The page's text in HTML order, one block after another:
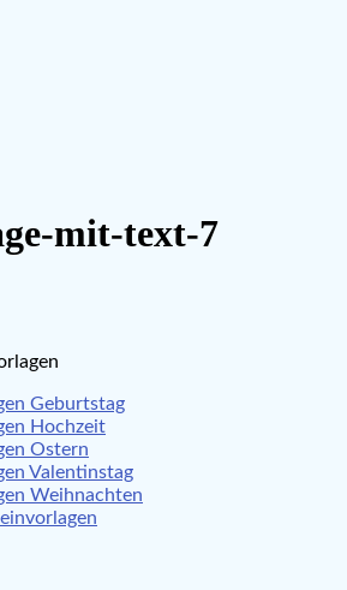
mit-text-7
Geburtstag
Hochzeit
Ostern
Valentinstag
Weihnachten